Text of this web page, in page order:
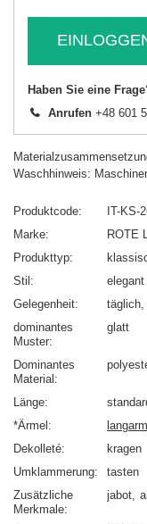
Haben Sie eine
Anrufen +48 601
Waschhinweis:
Produktcode
IT-KS-
Marke
ROTE
Produkttyp
Stil
elegant
Gelegenheit
täglich
dominantes
Muster
glatt
Dominantes
Material
Länge
*Ärmel
langarm
Dekolleté
kragen
Umklammerung
tasten
Zusätzliche
Merkmale
jabot